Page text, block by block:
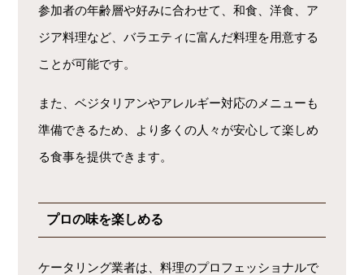
参加者の年齢層や好みに合わせて、和食、洋食、ア
ジア料理など、バラエティに富んだ料理を用意する
ことが可能です。
また、ベジタリアンやアレルギー対応のメニューも
準備できるため、より多くの人々が安心して楽しめ
る食事を提供できます。
プロの味を楽しめる
ケータリング業者は、料理のプロフェッショナルで